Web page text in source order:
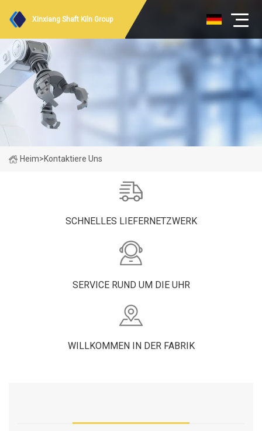
Xinxiang Shaft Kiln Group
Heim>Kontaktiere Uns
SCHNELLES LIEFERNETZWERK
SERVICE RUND UM DIE UHR
WILLKOMMEN IN DER FABRIK